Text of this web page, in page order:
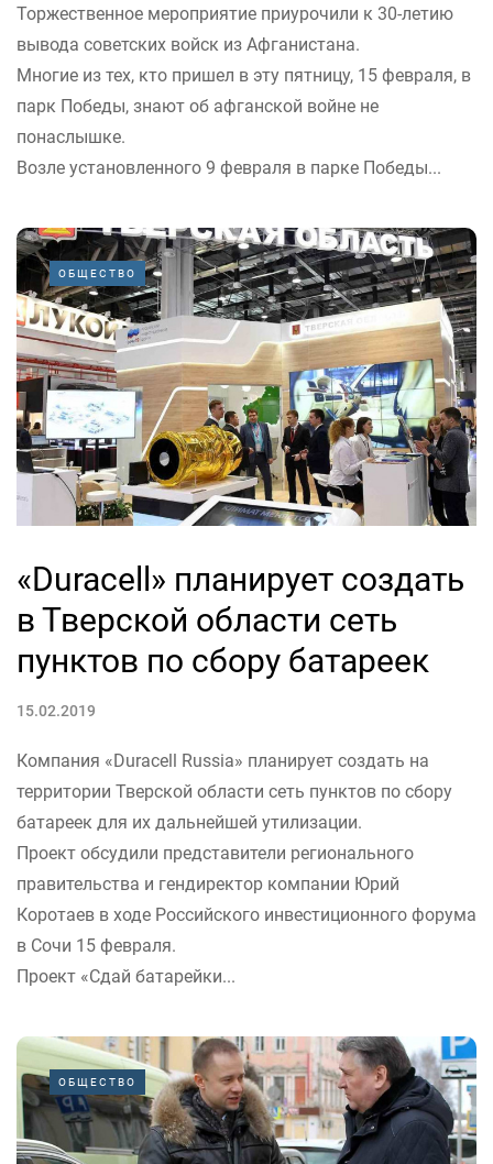
Торжественное мероприятие приурочили к 30-летию
вывода советских войск из Афганистана.
Многие из тех, кто пришел в эту пятницу, 15 февраля, в
парк Победы, знают об афганской войне не
понаслышке.
Возле установленного 9 февраля в парке Победы...
ОБЩЕСТВО
«Duracell» планирует создать
в Тверской области сеть
пунктов по сбору батареек
15.02.2019
Компания «Duracell Russia» планирует создать на
территории Тверской области сеть пунктов по сбору
батареек для их дальнейшей утилизации.
Проект обсудили представители регионального
правительства и гендиректор компании Юрий
Коротаев в ходе Российского инвестиционного форума
в Сочи 15 февраля.
Проект «Сдай батарейки...
ОБЩЕСТВО